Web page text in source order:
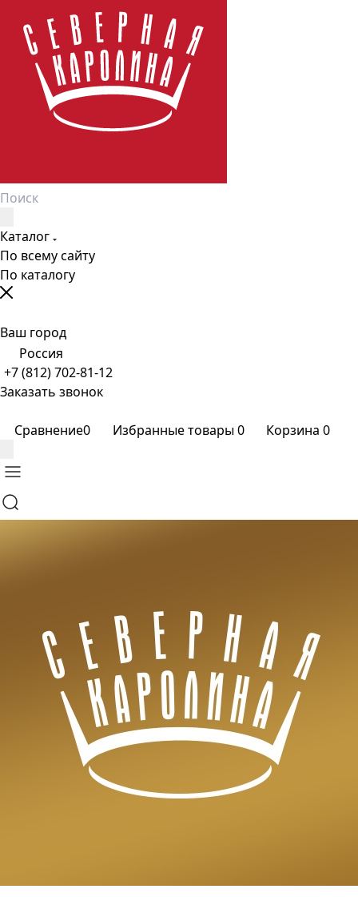
Каталог
По всему сайту
По каталогу
Ваш город
Россия
+7 (812) 702-81-12
Заказать звонок
Сравнение0 Избранные товары0 Корзина 0